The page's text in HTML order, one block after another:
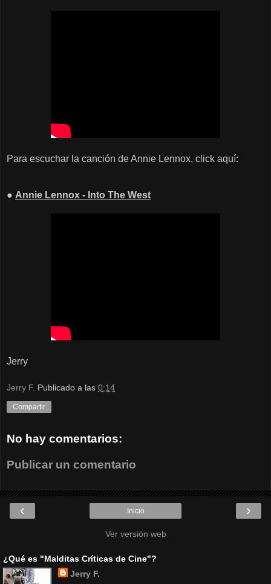
Para escuchar la canción de Annie Lennox, click aquí:
● Annie Lennox - Into The West
Jerry
Jerry F. Publicado a las 0:14
Compartir
No hay comentarios:
Publicar un comentario
‹ ›
Inicio
Ver versión web
¿Qué es "Malditas Críticas de Cine"?
Jerry F.